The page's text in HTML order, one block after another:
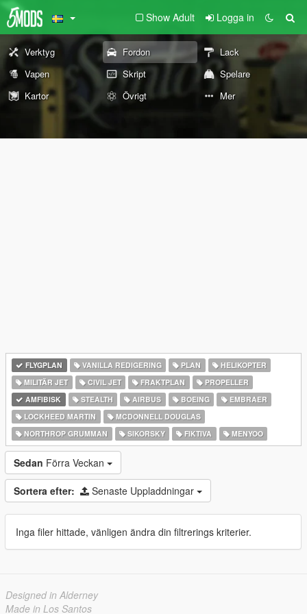
Show Adult Logga in
Verktyg Fordon
Lack
Vapen
Skript
Spelare
Kartor
Övrigt Mer
FLYGPLAN VANILLA REDIGERING PLAN
HELIKOPTER
MILITÄR JET
CIVIL JET FRAKTPLAN
PROPELLER
AMFIBISK
STEALTH AIRBUS BOEING
EMBRAER
LOCKHEED MARTIN
MCDONNELL DOUGLAS
NORTHROP GRUMMAN
SIKORSKY FIKTIVA MENYOO
Sedan Förra Veckan
Sortera efter: Senaste Uppladdningar
Inga filer hittade, vänligen ändra din filtrerings kriterier.
Designed in Alderney
Made in Los Santos